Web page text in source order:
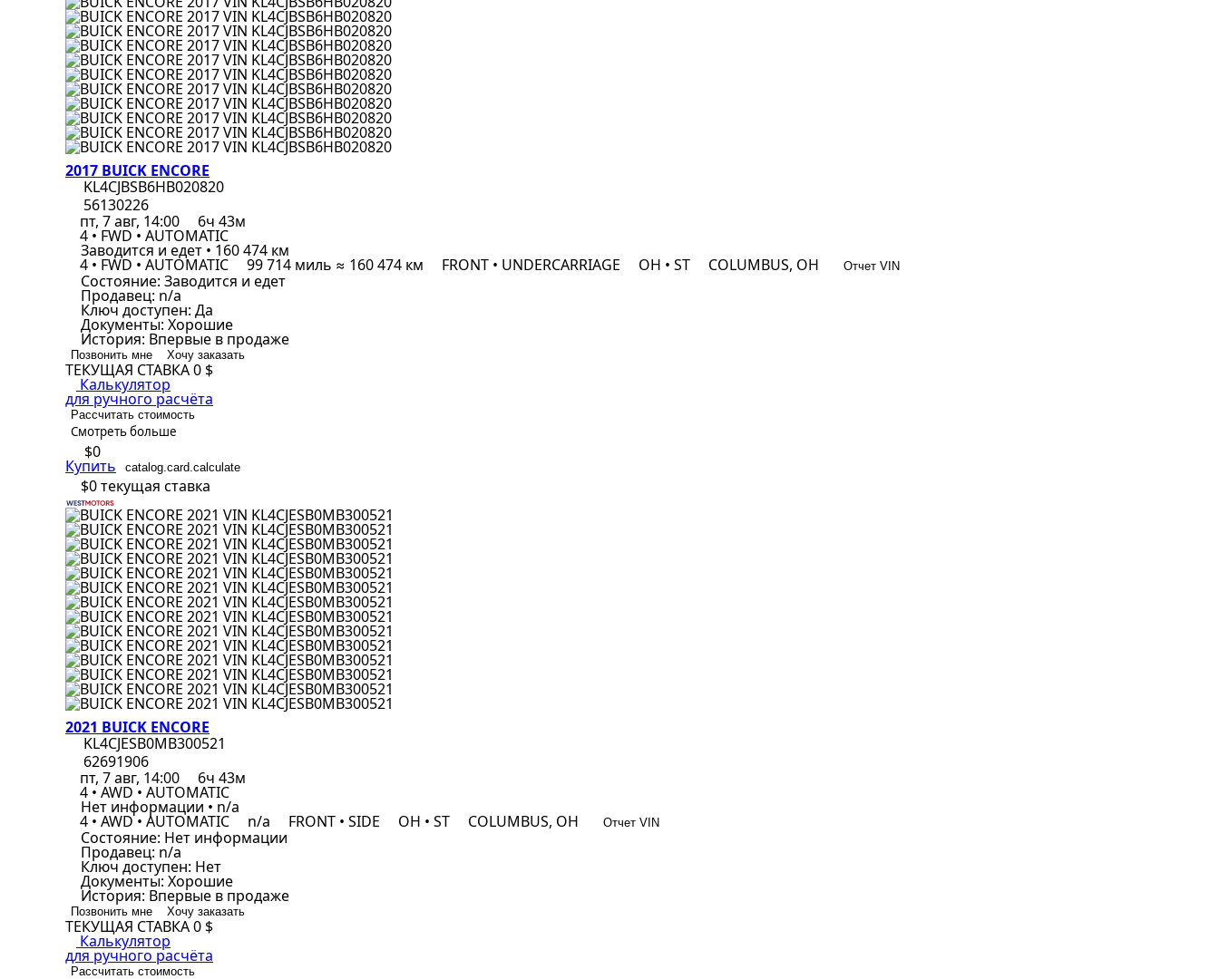
2017 BUICK ENCORE
KL4CJBSB6HB020820
56130226
пт, 7 авг, 14:00
6ч 43м
4 • FWD • AUTOMATIC
Заводится и едет • 160 474 км
4 • FWD • AUTOMATIC 99 714 миль ≈ 160 474 км FRONT • UNDERCARRIAGE OH • ST COLUMBUS, OH Отчет VIN
Состояние: Заводится и едет
Продавец: n/a
Ключ доступен: Да
Документы: Хорошие
История: Впервые в продаже
Позвонить мне Хочу заказать
ТЕКУЩАЯ СТАВКА0 $
Калькулятор
для ручного расчёта
Рассчитать стоимость
Смотреть больше
$0
Купить catalog.card.calculate
$0текущая ставка
2021 BUICK ENCORE
KL4CJESB0MB300521
62691906
пт, 7 авг, 14:00
6ч 43м
4 • AWD • AUTOMATIC
Нет информации • n/a
4 • AWD • AUTOMATIC n/a FRONT • SIDE OH • ST COLUMBUS, OH Отчет VIN
Состояние: Нет информации
Продавец: n/a
Ключ доступен: Нет
Документы: Хорошие
История: Впервые в продаже
Позвонить мне Хочу заказать
ТЕКУЩАЯ СТАВКА0 $
Калькулятор
для ручного расчёта
Рассчитать стоимость